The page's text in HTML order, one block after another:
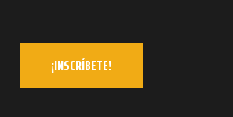
¡INSCRÍBETE!